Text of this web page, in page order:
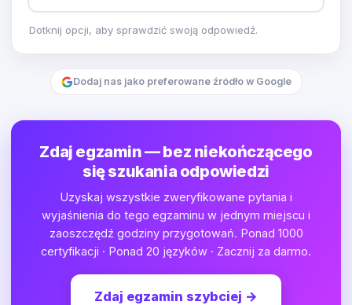
Dotknij opcji, aby sprawdzić swoją odpowiedź.
Dodaj nas jako preferowane źródło w Google
Zdaj egzamin — bez niekończącego
się szukania odpowiedzi
Uzyskaj wszystkie zweryfikowane pytania i
wyjaśnienia do tego egzaminu w jednym miejscu i
zaoszczędź godziny przygotowań. Ponad 1000
certyfikacji · Ponad 20 języków · Zacznij za darmo.
Zdaj egzamin szybciej →